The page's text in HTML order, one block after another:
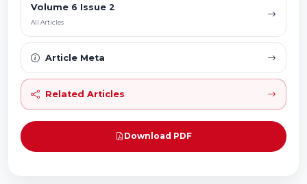
Volume 6 Issue 2
All Articles
Article Meta
Related Articles
Download PDF